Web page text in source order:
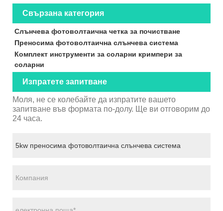
Свързана категория
Слънчева фотоволтаична четка за почистване
Преносима фотоволтаична слънчева система
Комплект инструменти за соларни кримпери за
соларни
Изпратете запитване
Моля, не се колебайте да изпратите вашето
запитване във формата по-долу. Ще ви отговорим до
24 часа.